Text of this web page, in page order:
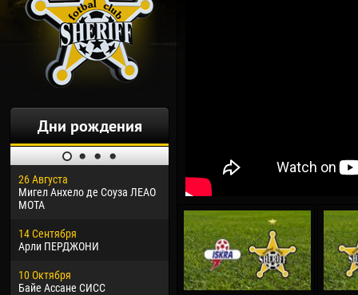
Дни рождения
26 Августа
Мигел Анхело де Соуза ЛЕАО
МОТА
14 Сентября
Арли ПЕРДЖОНИ
10 Октября
Байе Ассане СИСС
30 Января
Дорасо Морео КЛАС
24 Февраля
Владислав КОСТИН
02 Марта
Вячеслав КОЗМА
04
13
24